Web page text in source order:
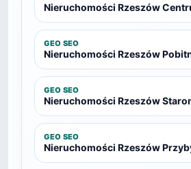
Nieruchomości Rzeszów
GEO SEO
Nieruchomości Rzeszów
GEO SEO
Nieruchomości Rzeszów
GEO SEO
Nieruchomości Rzeszów